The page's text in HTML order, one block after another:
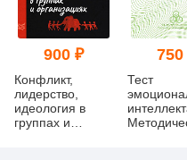
900 ₽
Конфликт,
лидерство,
идеология в
группах и
750
Тест